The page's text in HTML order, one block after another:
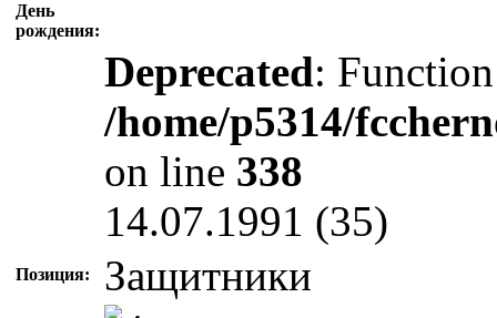
День
рождения:
Deprecated:
/home/p5314/
on line 338
14.07.1991 (35)
Позиция: Защитники